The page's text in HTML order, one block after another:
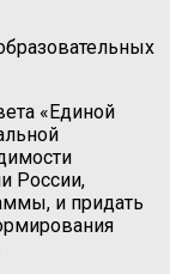
«Единой
России,
и придать